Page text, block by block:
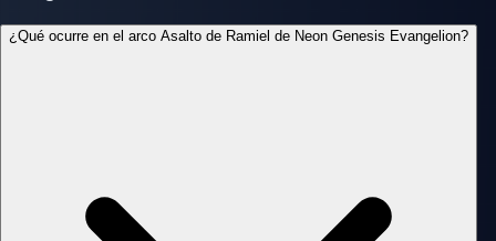
¿Qué ocurre en el arco Asalto de Ramiel de Neon Genesis Evangelion?